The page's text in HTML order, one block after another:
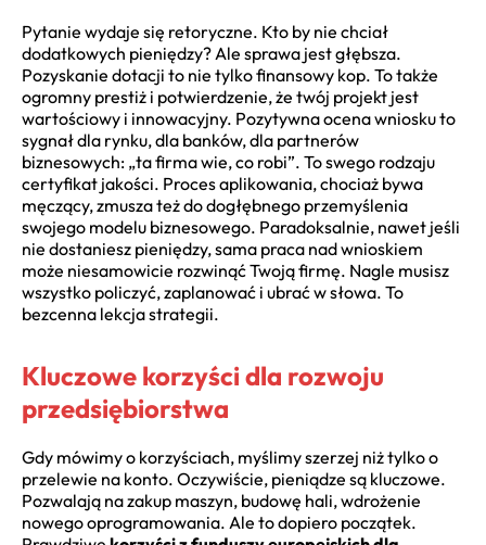
Pytanie wydaje się retoryczne. Kto by nie chciał
dodatkowych pieniędzy? Ale sprawa jest głębsza.
Pozyskanie dotacji to nie tylko finansowy kop. To także
ogromny prestiż i potwierdzenie, że twój projekt jest
wartościowy i innowacyjny. Pozytywna ocena wniosku to
sygnał dla rynku, dla banków, dla partnerów
biznesowych: „ta firma wie, co robi”. To swego rodzaju
certyfikat jakości. Proces aplikowania, chociaż bywa
męczący, zmusza też do dogłębnego przemyślenia
swojego modelu biznesowego. Paradoksalnie, nawet jeśli
nie dostaniesz pieniędzy, sama praca nad wnioskiem
może niesamowicie rozwinąć Twoją firmę. Nagle musisz
wszystko policzyć, zaplanować i ubrać w słowa. To
bezcenna lekcja strategii.
Kluczowe korzyści dla rozwoju
przedsiębiorstwa
Gdy mówimy o korzyściach, myślimy szerzej niż tylko o
przelewie na konto. Oczywiście, pieniądze są kluczowe.
Pozwalają na zakup maszyn, budowę hali, wdrożenie
nowego oprogramowania. Ale to dopiero początek.